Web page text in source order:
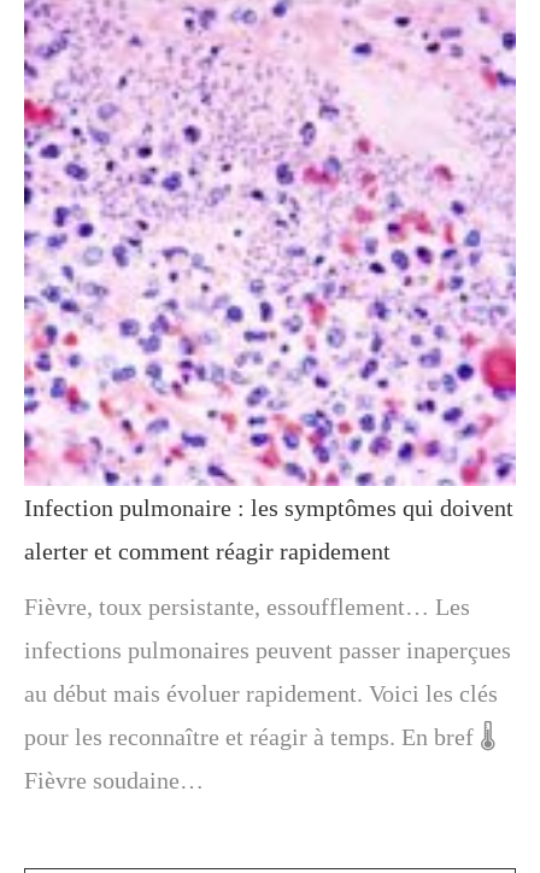
Infection pulmonaire : les symptômes qui doivent
alerter et comment réagir rapidement
Fièvre, toux persistante, essoufflement… Les
infections pulmonaires peuvent passer inaperçues
au début mais évoluer rapidement. Voici les clés
pour les reconnaître et réagir à temps. En bref 🌡️
Fièvre soudaine…